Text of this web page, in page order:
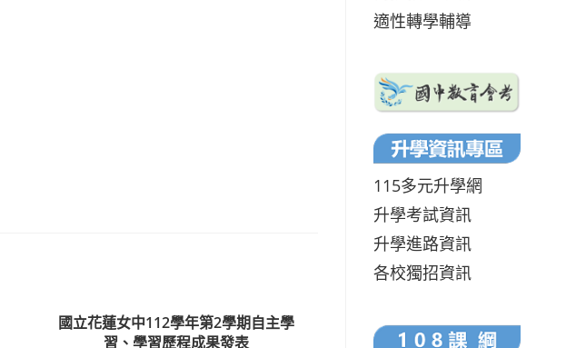
國立花蓮女中112學年第2學期自主學
習、學習歷程成果發表
適性轉學輔導
115多元升學網
升學考試資訊
升學進路資訊
各校獨招資訊